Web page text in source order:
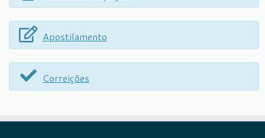
Apostilamento
Correições